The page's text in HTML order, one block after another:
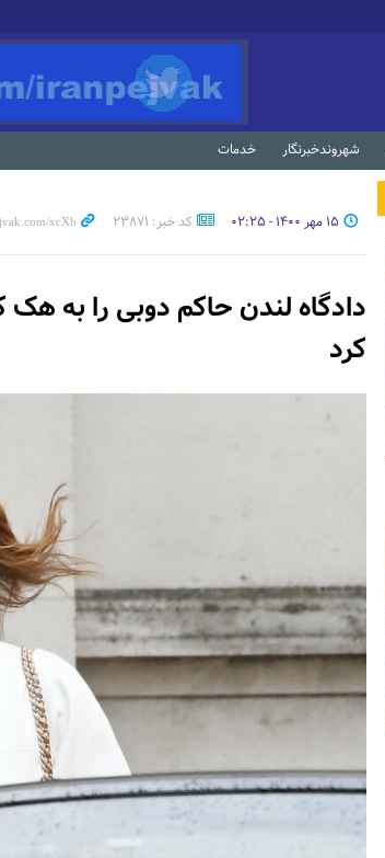
شهروندخبرنگار خدمات
۱۵ مهر ۱۴۰۰ - ۰۲:۲۵ کد خبر: 23871
دادگاه لندن حاکم دوبی را به
کرد